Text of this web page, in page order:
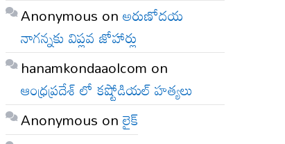
Anonymous onఅరుణోదయ
నాగన్నకు విప్లవ జోహార్లు
hanamkondaaolcom on
ఆంధ్రప్రదేశ్ లో కష్టోడియల్ హత్యలు
Anonymous onలైక్